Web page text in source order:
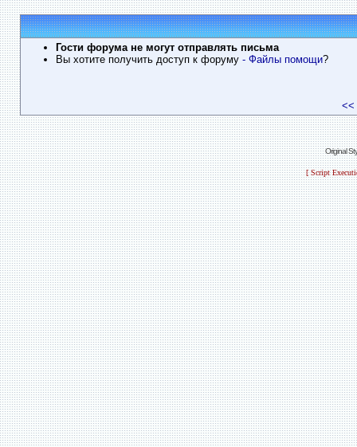
Гости форума не могут отправлять письма
Вы хотите получить доступ к форуму - Файлы помощи?
<<
Original
[ Script